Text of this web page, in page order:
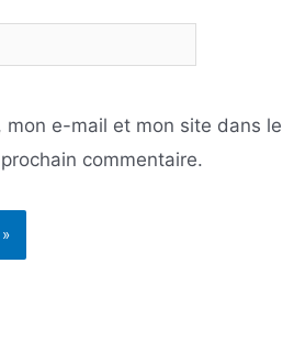
mon e-mail et mon site dans le
commentaire.